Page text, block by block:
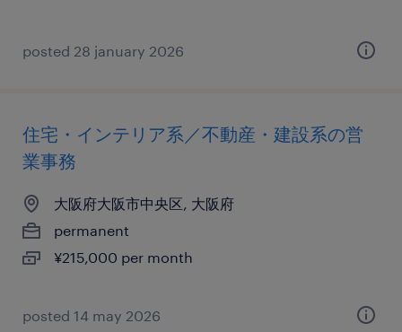
posted 28 january 2026
住宅・インテリア系／不動産・建設系の営
業事務
大阪府大阪市中央区, 大阪府
permanent
¥215,000 per month
posted 14 may 2026